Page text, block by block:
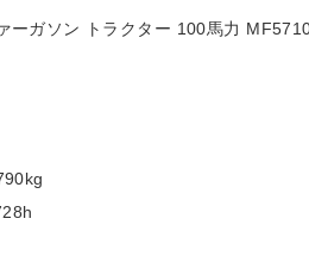
ーガソン トラクター 100馬力
h